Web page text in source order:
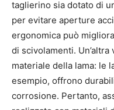
taglierino sia dotato di
per evitare aperture
ergonomica può
di scivolamenti.
materiale della lama: le
esempio, offrono
corrosione. Pertanto,